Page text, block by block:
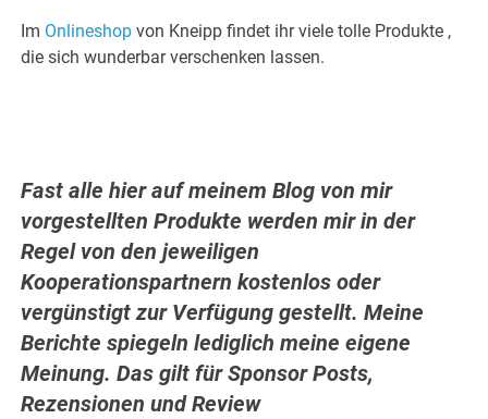
Im Onlineshop von Kneipp findet ihr viele tolle Produkte ,
die sich wunderbar verschenken lassen.
Fast alle hier auf meinem Blog von mir
vorgestellten Produkte werden mir in der
Regel von den jeweiligen
Kooperationspartnern kostenlos oder
vergünstigt zur Verfügung gestellt. Meine
Berichte spiegeln lediglich meine eigene
Meinung. Das gilt für Sponsor Posts,
Rezensionen und Review